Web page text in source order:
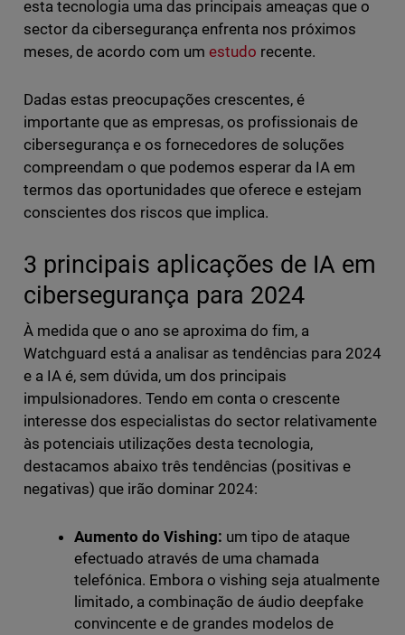
esta tecnologia uma das principais ameaças que o
sector da cibersegurança enfrenta nos próximos
meses, de acordo com um estudo recente.
Dadas estas preocupações crescentes, é
importante que as empresas, os profissionais de
cibersegurança e os fornecedores de soluções
compreendam o que podemos esperar da IA em
termos das oportunidades que oferece e estejam
conscientes dos riscos que implica.
3 principais aplicações de IA em
cibersegurança para 2024
À medida que o ano se aproxima do fim, a
Watchguard está a analisar as tendências para 2024
e a IA é, sem dúvida, um dos principais
impulsionadores. Tendo em conta o crescente
interesse dos especialistas do sector relativamente
às potenciais utilizações desta tecnologia,
destacamos abaixo três tendências (positivas e
negativas) que irão dominar 2024:
Aumento do Vishing: um tipo de ataque
efectuado através de uma chamada
telefónica. Embora o vishing seja atualmente
limitado, a combinação de áudio deepfake
convincente e de grandes modelos de